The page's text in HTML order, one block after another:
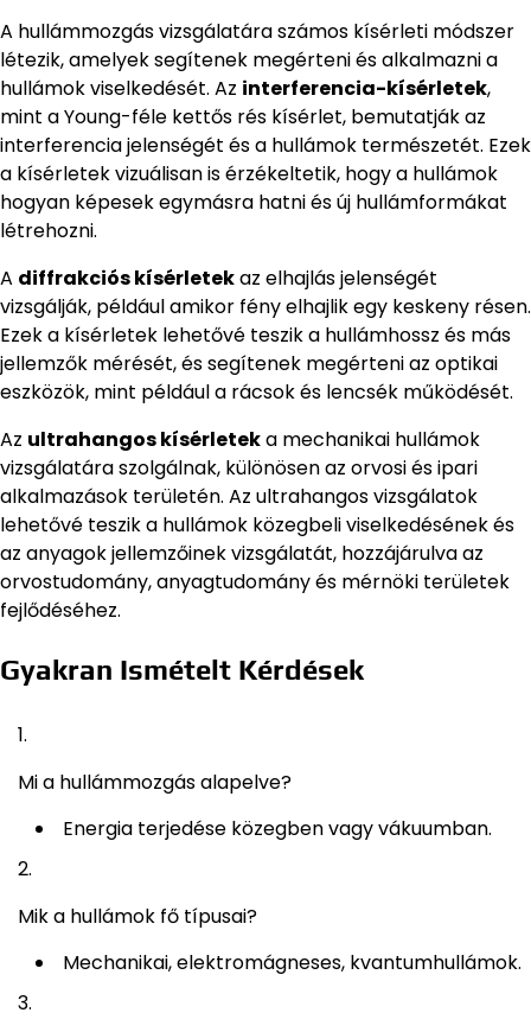
A hullámmozgás vizsgálatára számos kísérleti módszer
létezik, amelyek segítenek megérteni és alkalmazni a
hullámok viselkedését. Az interferencia-kísérletek,
mint a Young-féle kettős rés kísérlet, bemutatják az
interferencia jelenségét és a hullámok természetét. Ezek
a kísérletek vizuálisan is érzékeltetik, hogy a hullámok
hogyan képesek egymásra hatni és új hullámformákat
létrehozni.
A diffrakciós kísérletekaz elhajlás jelenségét
vizsgálják, például amikor fény elhajlik egy keskeny résen.
Ezek a kísérletek lehetővé teszik a hullámhossz és más
jellemzők mérését, és segítenek megérteni az optikai
eszközök, mint például a rácsok és lencsék működését.
Az ultrahangos kísérleteka mechanikai hullámok
vizsgálatára szolgálnak, különösen az orvosi és ipari
alkalmazások területén. Az ultrahangos vizsgálatok
lehetővé teszik a hullámok közegbeli viselkedésének és
az anyagok jellemzőinek vizsgálatát, hozzájárulva az
orvostudomány, anyagtudomány és mérnöki területek
fejlődéséhez.
Gyakran Ismételt Kérdések
Mi a hullámmozgás alapelve?
Energia terjedése közegben vagy vákuumban.
Mik a hullámok fő típusai?
Mechanikai, elektromágneses, kvantumhullámok.